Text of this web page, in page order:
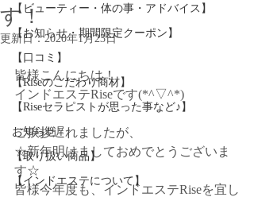
【ビューティー・体の事・アドバイス】
【お知らせ・期間限定クーポン】
【口コミ】
【Riseのこだわり商材】
【Riseセラピストが思った事など♪】
お知らせ
【取り扱い商品】
【インドエステについて】
す！
更新日：2020年1月23日
皆様こんにちは！
インドエステRiseです(*^▽^*)
ご挨拶遅れましたが、
☆新年明けましておめでとうございま
す☆
皆様今年度も、インドエステRiseを宜し